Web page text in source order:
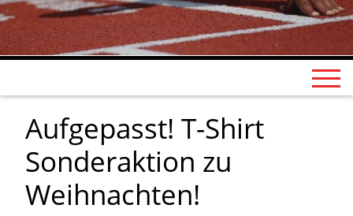
Aufgepasst! T-Shirt
Sonderaktion zu
Weihnachten!